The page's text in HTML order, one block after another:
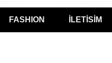
FASHION İLETİSİM